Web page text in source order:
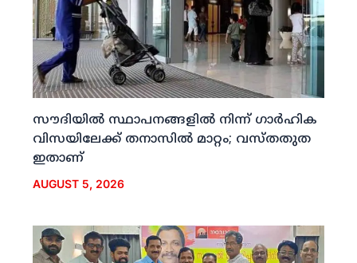
സൗദിയില്‍ സ്ഥാപനങ്ങളില്‍ നിന്ന് ഗാര്‍ഹിക
വിസയിലേക്ക് തനാസില്‍ മാറ്റം; വസ്തതുത
ഇതാണ്
AUGUST 5, 2026